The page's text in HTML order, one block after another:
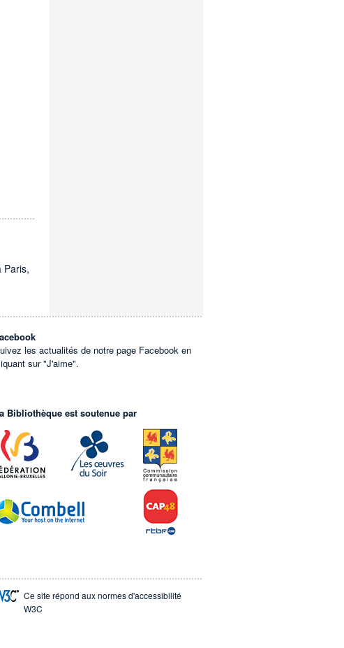
Paris,
les actualités de notre page Facebook en
sur "J'aime".
Bibliothèque est soutenue par
Ce site répond aux normes d'accessibilité
W3C